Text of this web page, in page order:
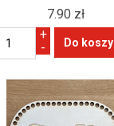
7.90 zł
+
-